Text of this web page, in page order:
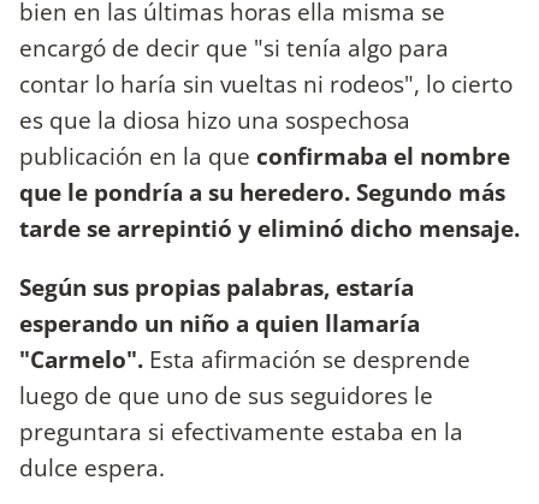
bien en las últimas horas ella misma se
encargó de decir que "si tenía algo para
contar lo haría sin vueltas ni rodeos", lo cierto
es que la diosa hizo una sospechosa
publicación en la que confirmaba el nombre
que le pondría a su heredero. Segundo más
tarde se arrepintió y eliminó dicho mensaje.
Según sus propias palabras, estaría
esperando un niño a quien llamaría
"Carmelo". Esta afirmación se desprende
luego de que uno de sus seguidores le
preguntara si efectivamente estaba en la
dulce espera.